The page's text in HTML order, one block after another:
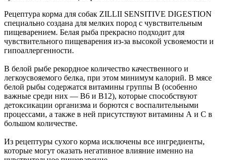
Рецептура корма для собак ZILLII SENSITIVE DIGESTION
специально создана для мелких пород с чувствительным
пищеварением. Белая рыба прекрасно подходит для
чувствительного пищеварения из-за высокой усвояемости и
гипоаллергенности.
В белой рыбе рекордное количество качественного и
легкоусвояемого белка, при этом минимум калорий. В мясе
белой рыбы содержатся витамины группы B (особенно
важные среди них — В6 и В12), которые способствуют
детоксикации организма и борются с воспалительными
процессами, а также в ней присутствуют витамины А и С в
большом количестве.
Из рецептуры сухого корма исключены все ингредиенты,
которые могут оказать негативное влияние именно на